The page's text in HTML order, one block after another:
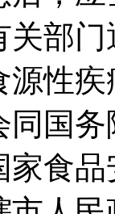
关部
源性
国
食